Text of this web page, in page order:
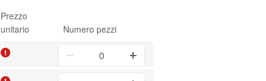
Prezzo
unitario
Numero pezzi